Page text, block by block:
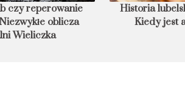
czy reperowanie
oblicza
Wieliczka
Historia
Kiedy jest